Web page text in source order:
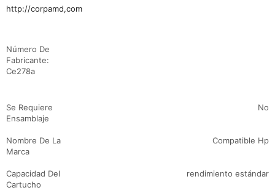
http://corpamd,com
Número De
Fabricante:
Ce278a
Se Requiere
Ensamblaje
No
Nombre De La
Marca
Compatible Hp
Capacidad Del
Cartucho
rendimiento estándar